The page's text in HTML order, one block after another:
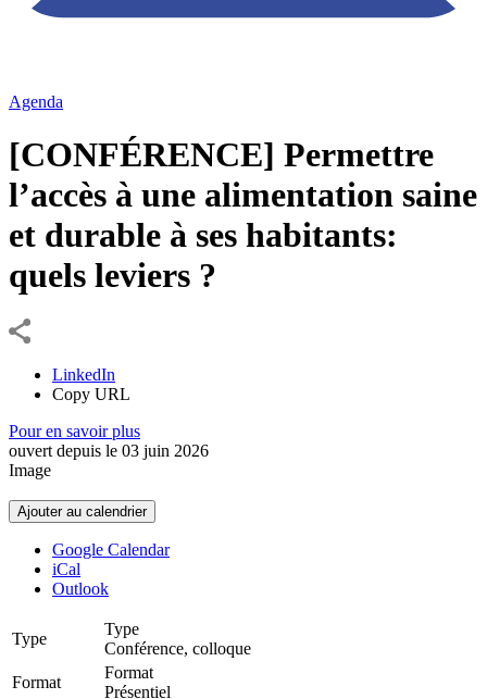
Agenda
[CONFÉRENCE] Permettre
l’accès à une alimentation saine
et durable à ses habitants:
quels leviers ?
LinkedIn
Copy URL
Pour en savoir plus
ouvert depuis le 03 juin 2026
Image
Ajouter au calendrier
Google Calendar
iCal
Outlook
Type
Type
Conférence, colloque
Format
Format
Présentiel